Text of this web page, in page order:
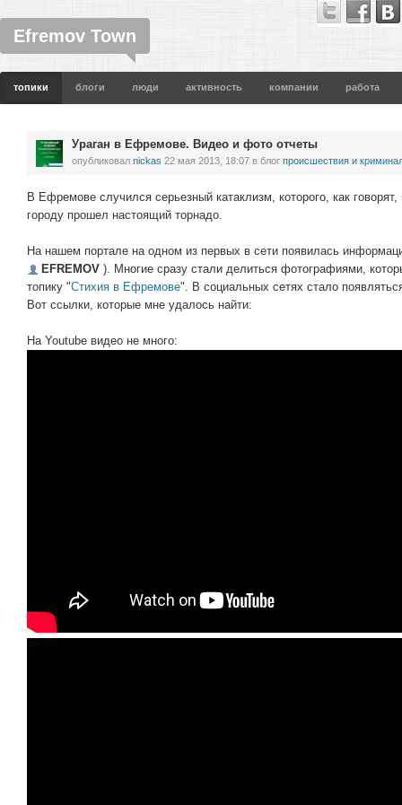
Efremov Town
топики блоги люди активность компании работа
Ураган в Ефремове. Видео и фото отчеты
опубликовал nickas 22 мая 2013, 18:07 в блог проиcшествия и
В Ефремове случился серьезный катаклизм, которого, как
городу прошел настоящий торнадо.
На нашем портале на одном из первых в сети появилась
EFREMOV ). Многие сразу стали делиться фотографиями,
топику "Стихия в Ефремове". В социальных сетях стало
Вот ссылки, которые мне удалось найти:
На Youtube видео не много: